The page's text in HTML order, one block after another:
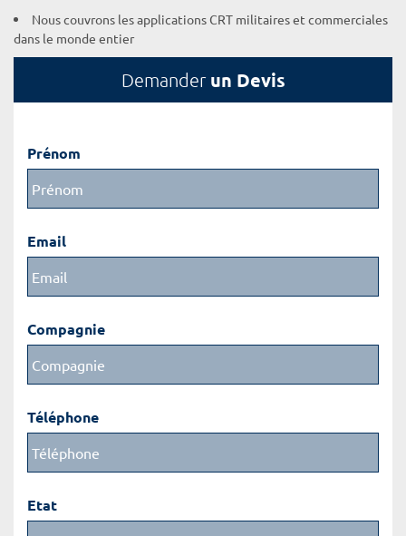
Nous couvrons les applications CRT militaires et commerciales
dans le monde entier
Demander un Devis
Prénom
Email
Compagnie
Téléphone
Etat